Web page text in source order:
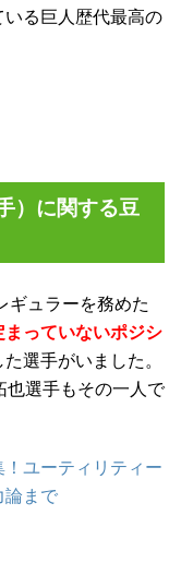
る巨人歴代最高の
）に関する豆
ギュラーを務めた
っていないポジシ
選手がいました。
也選手もその一人で
ユーティリティー
論まで